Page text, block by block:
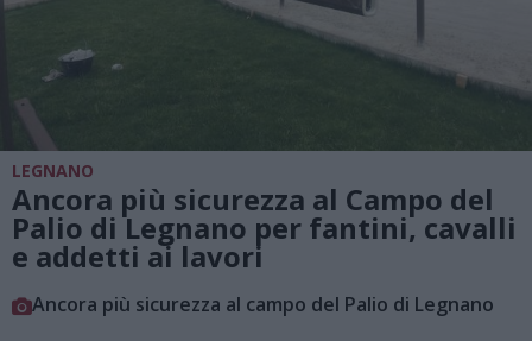
LEGNANO
Ancora più sicurezza al Campo del
Palio di Legnano per fantini, cavalli
e addetti ai lavori
Ancora più sicurezza al campo del Palio di Legnano